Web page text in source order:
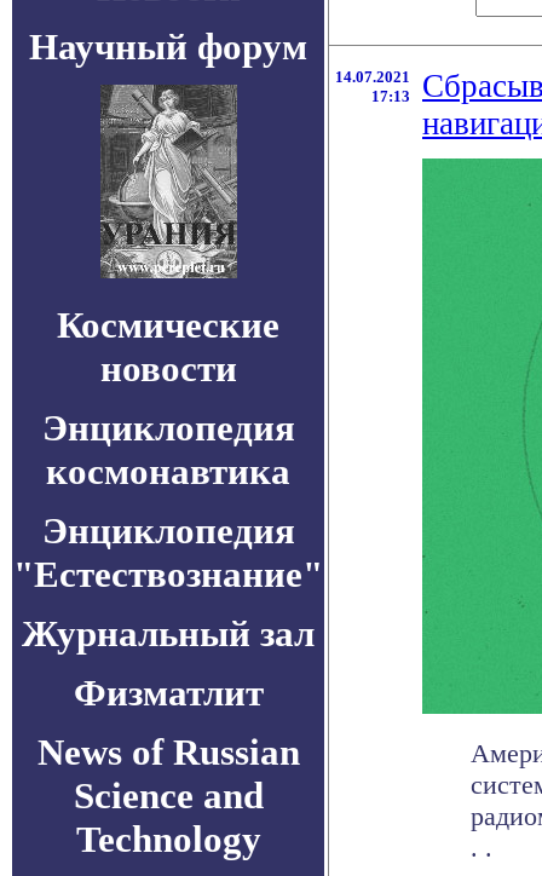
Научный форум
Космические
новости
Энциклопедия
космонавтика
Энциклопедия
"Естествознание"
Журнальный зал
Физматлит
News of Russian
Science and
Technology
14.07.2021
17:13
. .